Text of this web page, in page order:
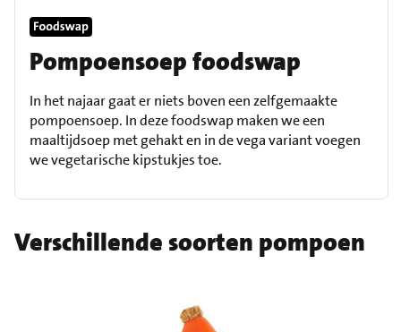
Pompoensoep foodswap
In het najaar gaat er niets boven een zelfgemaakte
pompoensoep. In deze foodswap maken we een
maaltijdsoep met gehakt en in de vega variant voegen
we vegetarische kipstukjes toe.
Verschillende soorten pompoen